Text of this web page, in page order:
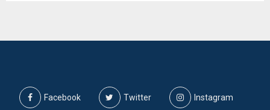
Facebook Twitter Instagram